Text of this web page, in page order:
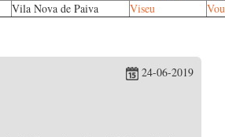
Vila Nova de Paiva Viseu
24-06-2019